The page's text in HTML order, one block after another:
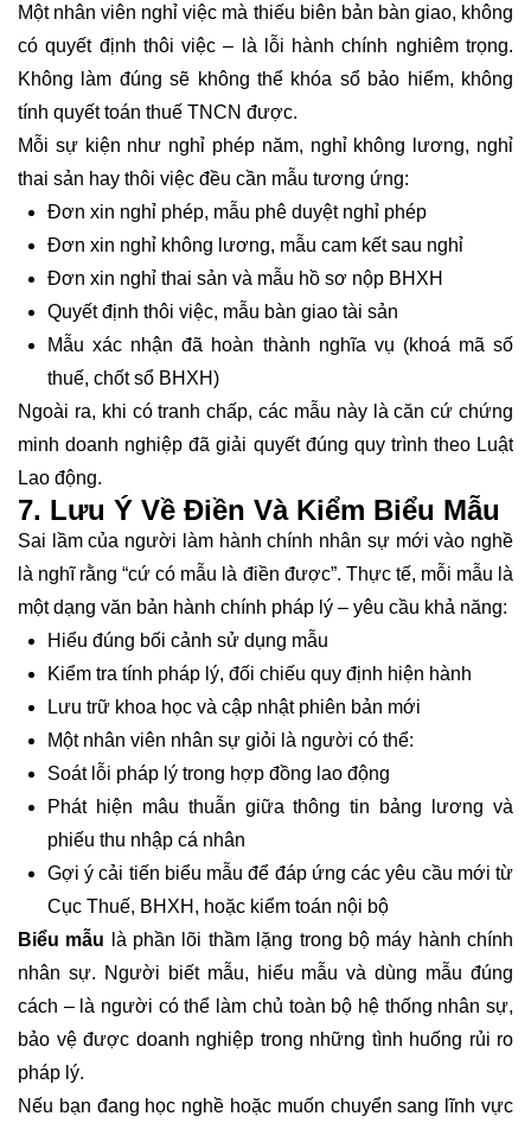
Một nhân viên nghỉ việc mà thiếu biên bản bàn giao, không
có quyết định thôi việc – là lỗi hành chính nghiêm trọng.
Không làm đúng sẽ không thể khóa sổ bảo hiểm, không
tính quyết toán thuế TNCN được.
Mỗi sự kiện như nghỉ phép năm, nghỉ không lương, nghỉ
thai sản hay thôi việc đều cần mẫu tương ứng:
Đơn xin nghỉ phép, mẫu phê duyệt nghỉ phép
Đơn xin nghỉ không lương, mẫu cam kết sau nghỉ
Đơn xin nghỉ thai sản và mẫu hồ sơ nộp BHXH
Quyết định thôi việc, mẫu bàn giao tài sản
Mẫu xác nhận đã hoàn thành nghĩa vụ (khoá mã số
thuế, chốt sổ BHXH)
Ngoài ra, khi có tranh chấp, các mẫu này là căn cứ chứng
minh doanh nghiệp đã giải quyết đúng quy trình theo Luật
Lao động.
7. Lưu Ý Về Điền Và Kiểm Biểu Mẫu
Sai lầm của người làm hành chính nhân sự mới vào nghề
là nghĩ rằng “cứ có mẫu là điền được”. Thực tế, mỗi mẫu là
một dạng văn bản hành chính pháp lý – yêu cầu khả năng:
Hiểu đúng bối cảnh sử dụng mẫu
Kiểm tra tính pháp lý, đối chiếu quy định hiện hành
Lưu trữ khoa học và cập nhật phiên bản mới
Một nhân viên nhân sự giỏi là người có thể:
Soát lỗi pháp lý trong hợp đồng lao động
Phát hiện mâu thuẫn giữa thông tin bảng lương và
phiếu thu nhập cá nhân
Gợi ý cải tiến biểu mẫu để đáp ứng các yêu cầu mới từ
Cục Thuế, BHXH, hoặc kiểm toán nội bộ
Biểu mẫu là phần lõi thầm lặng trong bộ máy hành chính
nhân sự. Người biết mẫu, hiểu mẫu và dùng mẫu đúng
cách – là người có thể làm chủ toàn bộ hệ thống nhân sự,
bảo vệ được doanh nghiệp trong những tình huống rủi ro
pháp lý.
Nếu bạn đang học nghề hoặc muốn chuyển sang lĩnh vực